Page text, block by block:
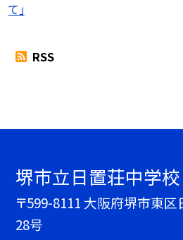
て」
RSS
堺市立日置荘中学校
〒599-8111 大阪府堺市東
28号